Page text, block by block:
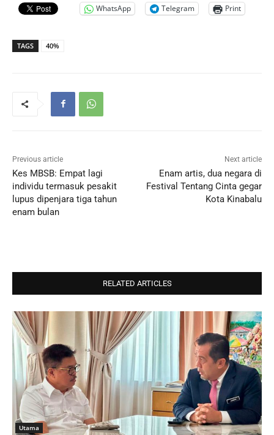
WhatsApp Telegram Print
TAGS 40%
Previous article
Kes MBSB: Empat lagi
individu termasuk pesakit
lupus dipenjara tiga tahun
enam bulan
Next article
Enam artis, dua negara di
Festival Tentang Cinta gegar
Kota Kinabalu
RELATED ARTICLES
Utama